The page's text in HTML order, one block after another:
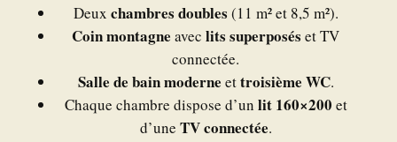
Deux chambres doubles (11 m² et 8,5 m²).
Coin montagne aveclits superposés et TV
connectée.
Salle de bain moderne ettroisième WC.
Chaque chambre dispose d’un lit 160×200 et
d’une TV connectée.